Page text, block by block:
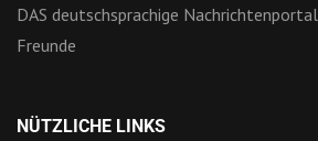
DAS deutschsprachige
Freunde
NÜTZLICHE LINKS